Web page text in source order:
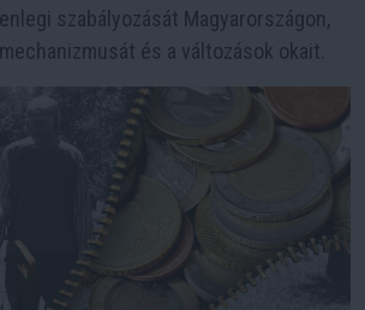
szabályozását Magyarországon,
és a változások okait.